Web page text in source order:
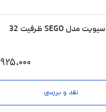
فلش مموری سیویت مدل SEGO ظرفیت 32
۹۲۵،۰۰۰
نقد و بررسی